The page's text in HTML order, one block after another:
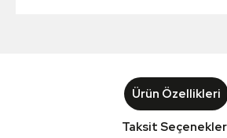
Ürün Özellikleri
Taksit